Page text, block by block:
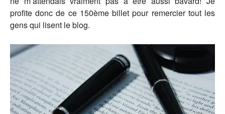
profite donc de ce 150ème billet pour remercier tout les
gens qui lisent le blog.